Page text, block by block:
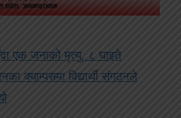
एक जनाको मृत्यु, ८ घाइते
क्याम्पसमा विद्यार्थी संगठनले